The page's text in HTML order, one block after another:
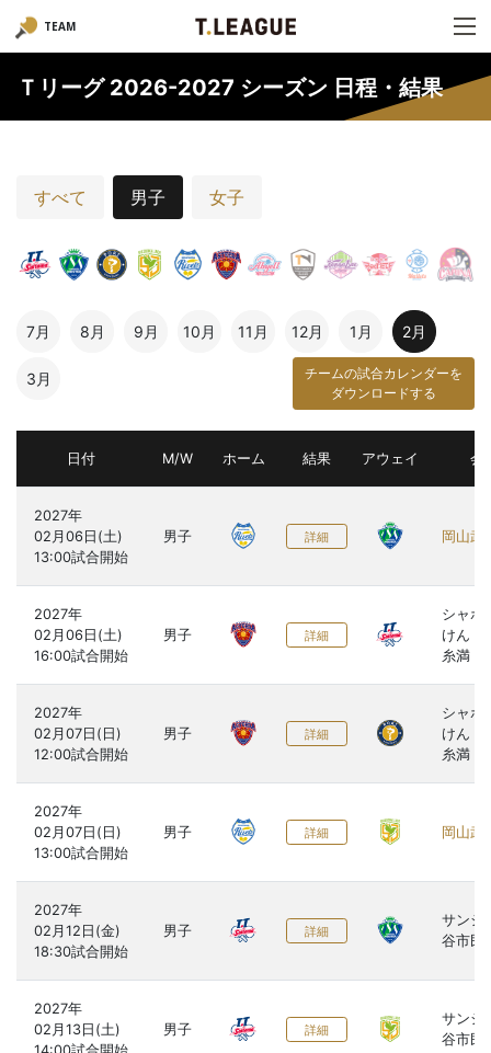
TEAM
Ｔリーグ 2026-2027 シーズン 日程・結果
すべて 男子 女子
7月 8月 9月 10月 11月 12月 1月 2月
3月
チームの試合カレンダーを
ダウンロードする
日付 M/W ホーム 結果 アウェイ 会
2027年
02月06日(土)
男子 詳細 岡山武
2027年
02月06日(土)
男子 詳細
シャボ
けん
糸満
2027年
02月07日(日)
男子 詳細
シャボ
けん
糸満
2027年
02月07日(日)
男子 詳細 岡山武
2027年
02月12日(金)
男子 詳細
サンシ
谷市民
2027年
02月13日(土)
男子 詳細
サンシ
谷市民